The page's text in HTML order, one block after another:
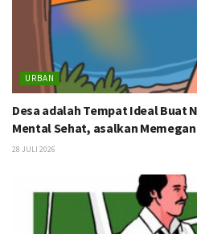
URBAN
Desa adalah Tempat Ideal Buat
Mental Sehat, asalkan
28 JULI 2026